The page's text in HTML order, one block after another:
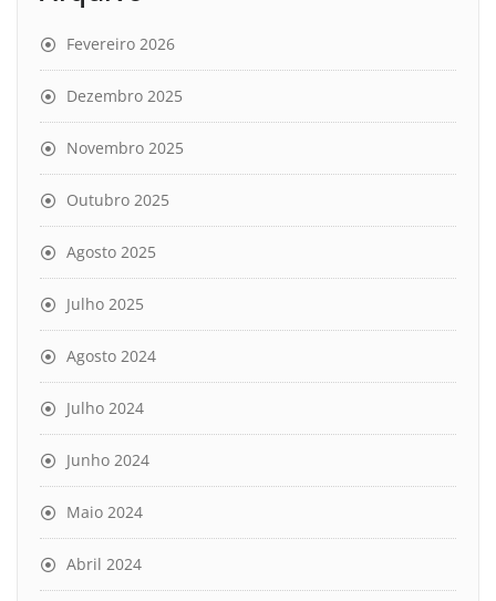
Fevereiro 2026
Dezembro 2025
Novembro 2025
Outubro 2025
Agosto 2025
Julho 2025
Agosto 2024
Julho 2024
Junho 2024
Maio 2024
Abril 2024